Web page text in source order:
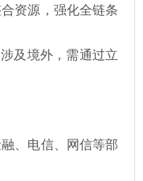
资源，强化全链条
及境外，需通过立
、电信、网信等部